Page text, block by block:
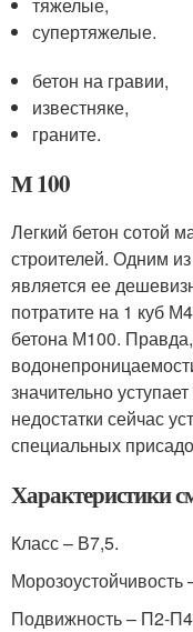
супертяжелые.
бетон на гравии,
известняке,
граните.
М 100
Легкий бетон сотой
строителей. Одним
является ее
потратите на 1 куб
бетона М100.
значительно
недостатки сейчас
специальных
Характеристики
Класс – В7,5.
Морозоустойчивость
Подвижность – П2-